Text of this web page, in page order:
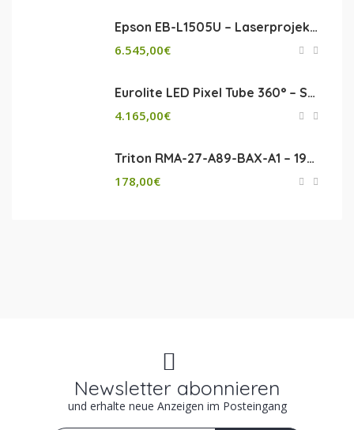
Epson EB-L1505U – Laserprojektor mit Objektiv
6.545,00€
Eurolite LED Pixel Tube 360° – Set 50 Stück mit Zubehör
4.165,00€
Triton RMA-27-A89-BAX-A1 – 19″ Netzwerkschrank – 27 HE, schwarz
178,00€
Newsletter abonnieren
und erhalte neue Anzeigen im Posteingang